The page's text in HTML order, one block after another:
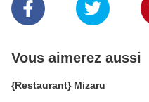
Vous aimerez aussi
{Restaurant} Mizaru